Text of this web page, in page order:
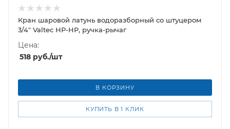
Кран шаровой латунь водоразборный со штуцером
3/4" Valtec НР-НР, ручка-рычаг
Цена:
518 руб./шт
В КОРЗИНУ
КУПИТЬ В 1 КЛИК